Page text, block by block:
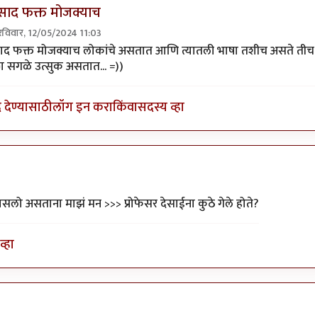
फक्त मोजक्याच
12/05/2024 11:03
toप्रतिसादbyश्रीकृष्ण सामंत
फक्त मोजक्याच लोकांचे असतात आणि त्यातली भाषा तशीच असते तीच
सगळे उत्सुक असतात... =))
देण्यासाठीलॉग इन कराकिंवासदस्य व्हा
असताना माझं मन >>> प्रोफेसर देसाईना कुठे गेले होते?